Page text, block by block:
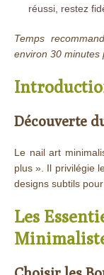
réussi, restez
Temps
environ 30 minutes
Découverte
Le nail art
plus ». Il privilégie
designs subtils
Les